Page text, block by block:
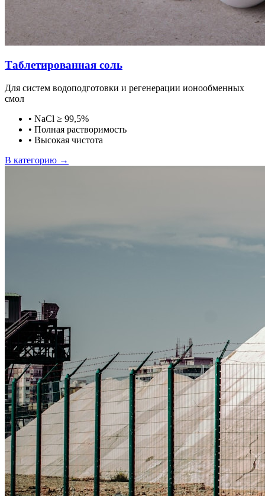
Таблетированная соль
Для систем водоподготовки и регенерации ионообменных
смол
• NaCl ≥ 99,5%
• Полная растворимость
• Высокая чистота
В категорию →